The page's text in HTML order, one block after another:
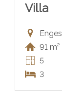
Villa
Enges
91 m²
5
3